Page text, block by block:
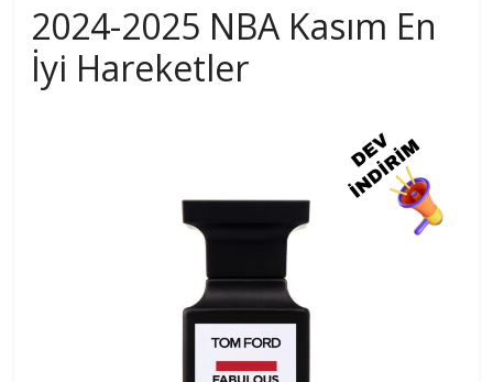
2024-2025 NBA Kasım En
İyi Hareketler